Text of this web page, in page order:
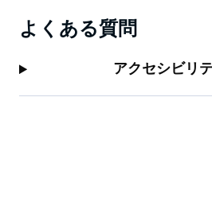
よくある質問
アクセシビリ